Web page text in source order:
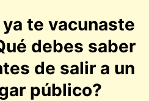
ya te vacunaste
debes saber
de salir a un
público?